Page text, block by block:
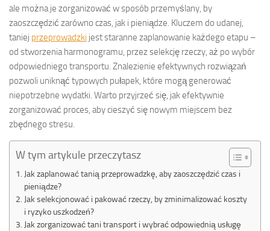
ale można je zorganizować w sposób przemyślany, by
zaoszczędzić zarówno czas, jak i pieniądze. Kluczem do udanej,
taniej przeprowadzki jest staranne zaplanowanie każdego etapu –
od stworzenia harmonogramu, przez selekcję rzeczy, aż po wybór
odpowiedniego transportu. Znalezienie efektywnych rozwiązań
pozwoli uniknąć typowych pułapek, które mogą generować
niepotrzebne wydatki. Warto przyjrzeć się, jak efektywnie
zorganizować proces, aby cieszyć się nowym miejscem bez
zbędnego stresu.
W tym artykule przeczytasz
Jak zaplanować tanią przeprowadzkę, aby zaoszczędzić czas i
pieniądze?
Jak selekcjonować i pakować rzeczy, by zminimalizować koszty
i ryzyko uszkodzeń?
Jak zorganizować tani transport i wybrać odpowiednią usługę